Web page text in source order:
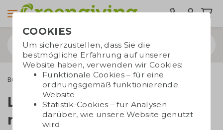
Bürobedarf Ladegeräte Lautsprecher aus recyceltem ABS
Lautsprecher aus
recyceltem ABS
COOKIES
Um sicherzustellen, dass Sie die
bestmögliche Erfahrung auf unserer
Website haben, verwenden wir Cookies:
Funktionale Cookies – für eine
ordnungsgemäß funktionierende
Website
Statistik-Cookies – für Analysen
darüber, wie unsere Website genutzt
wird